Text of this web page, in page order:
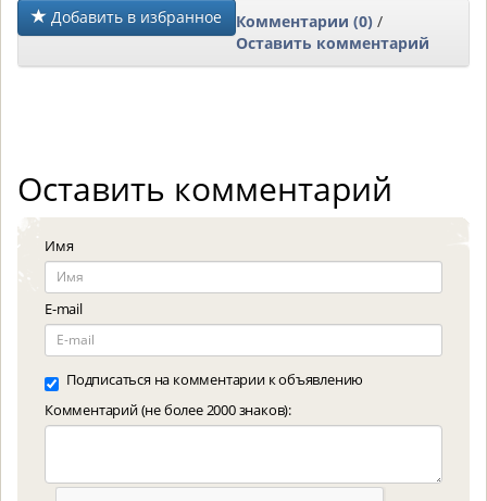
Добавить в избранное Комментарии (0) /
Оставить комментарий
Оставить комментарий
Имя
E-mail
Подписаться на комментарии к объявлению
Комментарий (не более 2000 знаков):